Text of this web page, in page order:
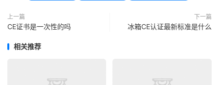
上一篇
CE证书是一次性的吗
下一篇
冰箱CE认证最新标准是什么
相关推荐